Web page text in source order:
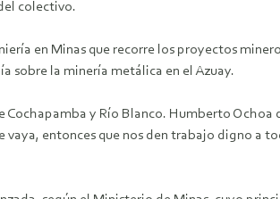
colectivo.
en Minas que recorre los proyectos
sobre la minería metálica en el Azuay.
y Río Blanco. Humberto
entonces que nos den trabajo digno a